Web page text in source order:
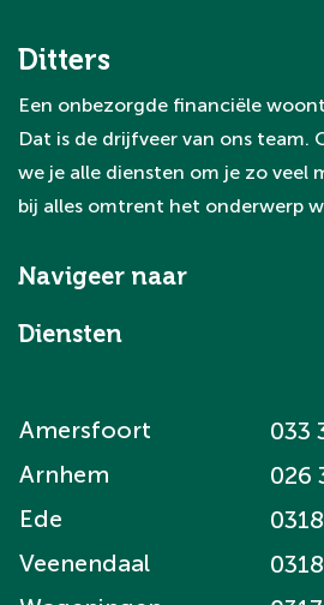
Ditters
Een onbezorgde financiële
Dat is de drijfveer van ons team.
we je alle diensten om je zo veel
bij alles omtrent het onderwerp
Navigeer naar
Diensten
Amersfoort
033
Arnhem
026
Ede
Veenendaal